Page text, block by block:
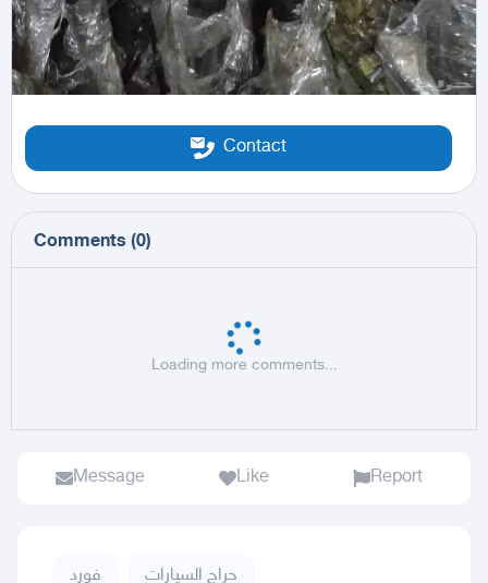
Contact
Comments (0)
Loading more comments...
Message Like Report
فورد حراج السيارات